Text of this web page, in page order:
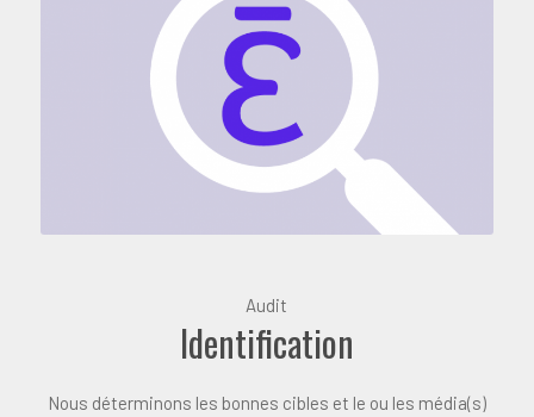
Audit
Identification
Nous déterminons les bonnes cibles et le ou les média(s)